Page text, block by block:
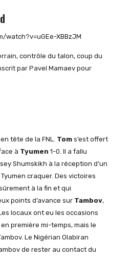
watch?v=uGEe-XBBzJM
contrôle du talon, coup du
par Pavel Mamaev pour
tête de la FNL. Toms’est offert
à Tyumen 1-0. Il a fallu
Shumskikh à la réception d’un
craquer. Des victoires
à la fin et qui
points d’avance sur Tambov,
locaux ont eu les occasions
première mi-temps, mais le
Le Nigérian Olabiran
de rester au contact du